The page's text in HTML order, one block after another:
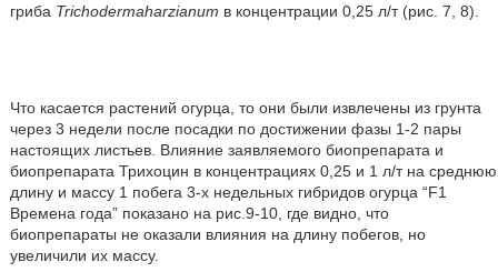
гриба Trichodermaharzianum в концентрации 0,25 л/т (рис. 7, 8).
Что касается растений огурца, то они были извлечены из грунта
через 3 недели после посадки по достижении фазы 1-2 пары
настоящих листьев. Влияние заявляемого биопрепарата и
биопрепарата Трихоцин в концентрациях 0,25 и 1 л/т на среднюю
длину и массу 1 побега 3-х недельных гибридов огурца “F1
Времена года” показано на рис.9-10, где видно, что
биопрепараты не оказали влияния на длину побегов, но
увеличили их массу.